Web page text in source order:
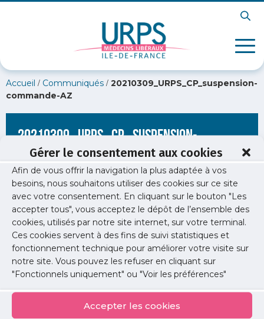
Gérer le consentement aux cookies
Afin de vous offrir la navigation la plus adaptée à vos
besoins, nous souhaitons utiliser des cookies sur ce site
avec votre consentement. En cliquant sur le bouton "Les
accepter tous", vous acceptez le dépôt de l’ensemble des
cookies, utilisés par notre site internet, sur votre terminal.
Ces cookies servent à des fins de suivi statistiques et
fonctionnement technique pour améliorer votre visite sur
notre site. Vous pouvez les refuser en cliquant sur
"Fonctionnels uniquement" ou "Voir les préférences"
Accepter les cookies
Accueil / Communiqués / 20210309_URPS_CP_suspension-
commande-AZ
20210309_URPS_CP_suspension-
commande-AZ